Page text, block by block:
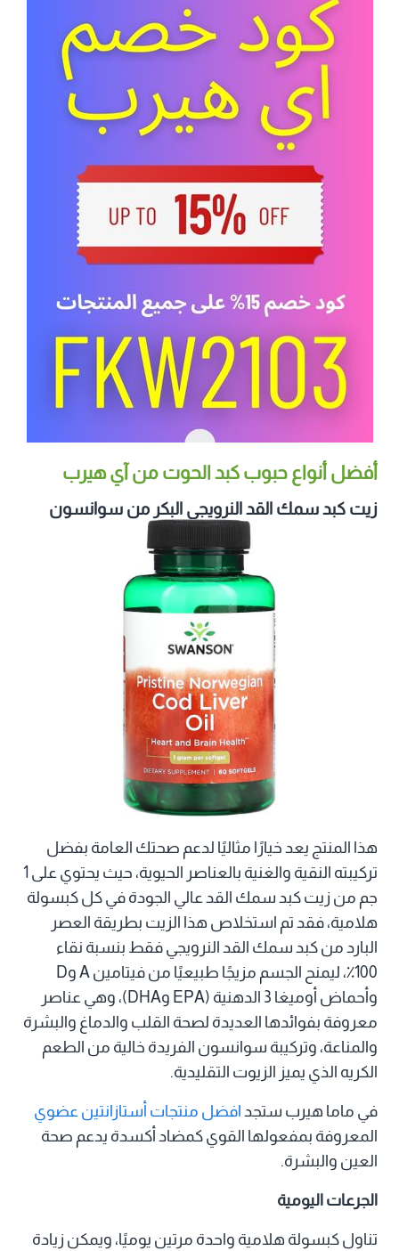
أفضل أنواع حبوب كبد الحوت من آي هيرب
زيت كبد سمك القد النرويجي البكر من سوانسون
هذا المنتج يعد خيارًا مثاليًا لدعم صحتك العامة بفضل
تركيبته النقية والغنية بالعناصر الحيوية، حيث يحتوي على 1
جم من زيت كبد سمك القد عالي الجودة في كل كبسولة
هلامية، فقد تم استخلاص هذا الزيت بطريقة العصر
البارد من كبد سمك القد النرويجي فقط بنسبة نقاء
100٪، ليمنح الجسم مزيجًا طبيعيًا من فيتامين A وD
وأحماض أوميغا 3 الدهنية (EPA وDHA)، وهي عناصر
معروفة بفوائدها العديدة لصحة القلب والدماغ والبشرة
والمناعة، وتركيبة سوانسون الفريدة خالية من الطعم
الكريه الذي يميز الزيوت التقليدية.
في ماما هيرب ستجد افضل منتجات أستازانتين عضوي
المعروفة بمفعولها القوي كمضاد أكسدة يدعم صحة
العين والبشرة.
الجرعات اليومية
تناول كبسولة هلامية واحدة مرتين يوميًا، ويمكن زيادة